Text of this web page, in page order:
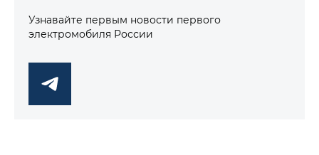
Узнавайте первым новости первого
электромобиля России